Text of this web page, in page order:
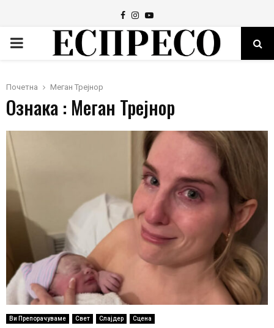
Facebook
Instagram
Youtube
PRIMARY
Почетна Меган Трејнор
Ознака : Меган Трејнор
Ви Препорачуваме Свет Слајдер Сцена